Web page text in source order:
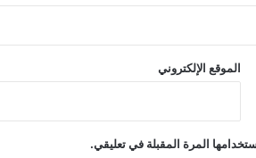
الموقع الإلكتروني
المرة المقبلة في تعليقي.